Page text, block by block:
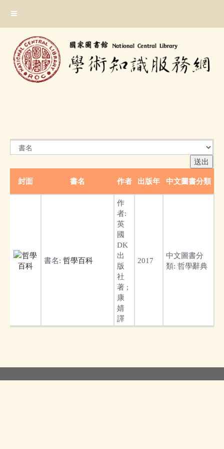
主
封面 書名 作者 出版年 中文圖書分類
書名: 哲學百科
作
者:
英
國
DK
出
版
社
著 ;
康
婧
譯
2017
中文圖書分
類: 哲學辭典